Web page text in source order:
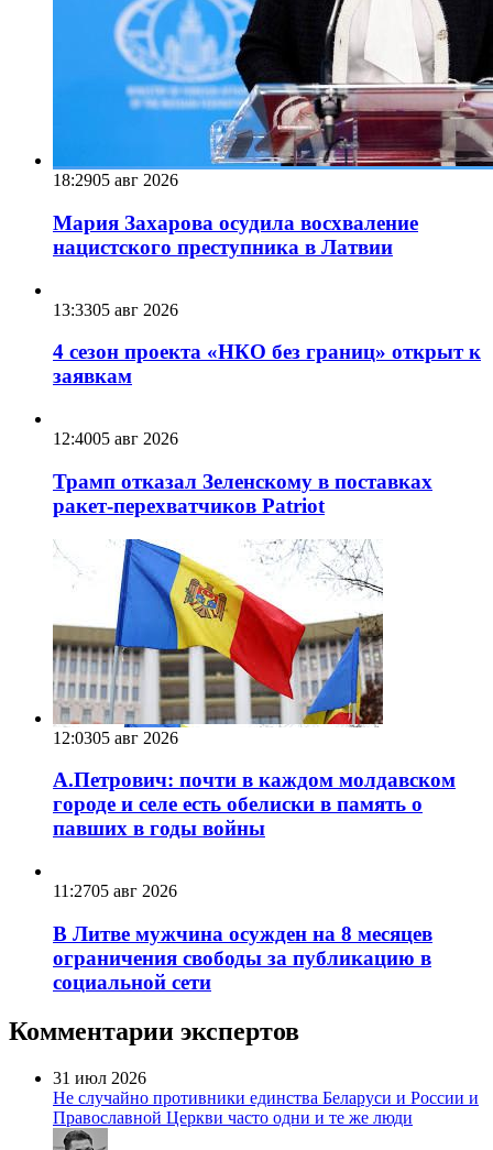
18:2905 авг 2026
Мария Захарова осудила восхваление
нацистского преступника в Латвии
13:3305 авг 2026
4 сезон проекта «НКО без границ» открыт к
заявкам
12:4005 авг 2026
Трамп отказал Зеленскому в поставках
ракет-перехватчиков Patriot
12:0305 авг 2026
А.Петрович: почти в каждом молдавском
городе и селе есть обелиски в память о
павших в годы войны
11:2705 авг 2026
В Литве мужчина осужден на 8 месяцев
ограничения свободы за публикацию в
социальной сети
Комментарии экспертов
31 июл 2026
Не случайно противники единства Беларуси и России и
Православной Церкви часто одни и те же люди